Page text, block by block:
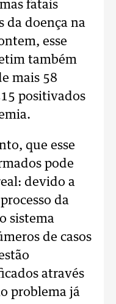
fatais
da doença na
esse
também
mais 58
positivados
que esse
pode
devido a
da
sistema
de casos
através
problema já